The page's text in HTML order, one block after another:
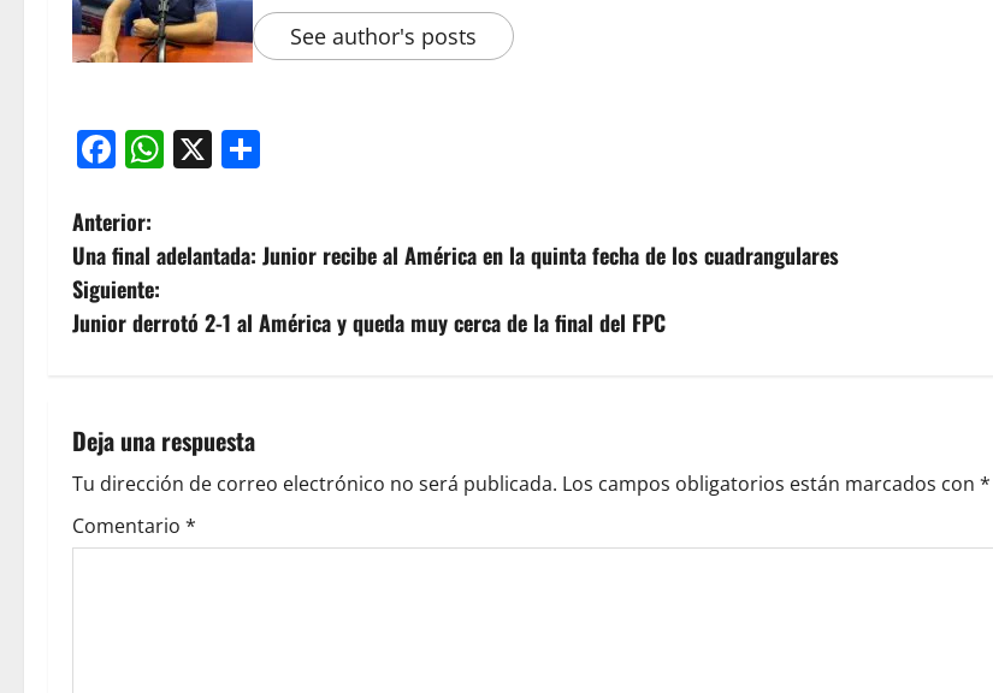
See author's posts
Facebook
WhatsApp
X
Anterior:
Una final adelantada: Junior recibe al América en la quinta fecha de los cuadrangulares
Siguiente:
Junior derrotó 2-1 al América y queda muy cerca de la final del FPC
Deja una respuesta
Tu dirección de correo electrónico no será publicada. Los campos obligatorios están marcados con *
Comentario *